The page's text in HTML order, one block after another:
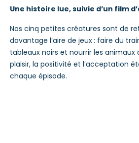
Une histoire lue, suivie d’un film
Nos cinq petites créatures sont de
davantage l’aire de jeux : faire du
tableaux noirs et nourrir les animaux
plaisir, la positivité et l’acceptation
chaque épisode.